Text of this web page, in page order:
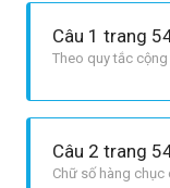
Theo quy tắc
Chữ số hàng chục